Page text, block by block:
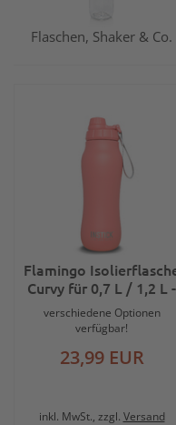
Flaschen, Shaker & Co.
Flamingo
Curvy für 0,7 L / 1,2 L -
mit Trageschlaufe und
Standarddeckel
verschiedene Optionen
verfügbar!
23,99 EUR
inkl. MwSt., zzgl. Versand